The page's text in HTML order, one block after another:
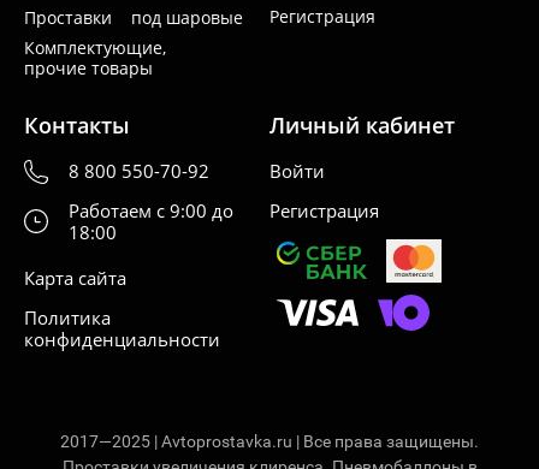
Проставки под шаровые
Комплектующие,
прочие товары
Регистрация
Контакты
8 800 550-70-92
Работаем с 9:00 до
18:00
Карта сайта
Политика
конфиденциальности
Личный кабинет
Войти
Регистрация
2017—2025 | Avtoprostavka.ru | Все права защищены.